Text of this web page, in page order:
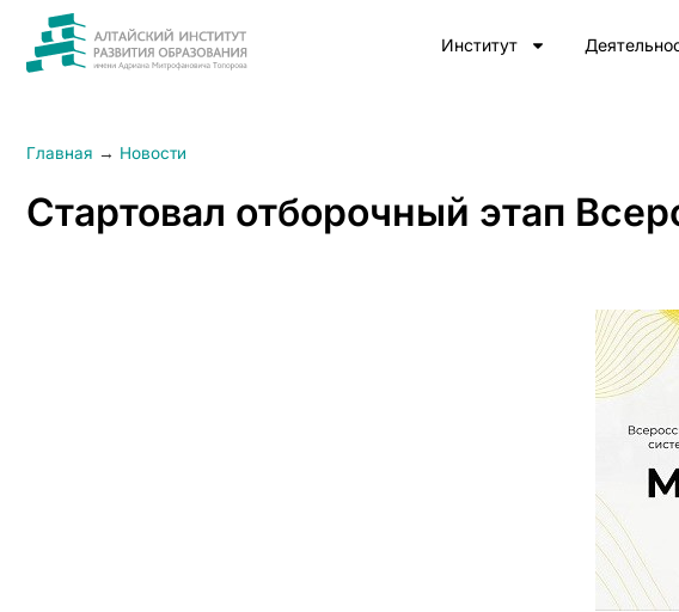
Институт
Главная → Новости
Стартовал отборочный этап